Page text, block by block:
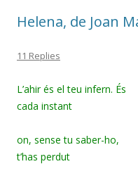
Helena, de Joan
11 Replies
L’ahir és el teu infern. És
cada instant
on, sense tu saber-ho,
t’has perdut